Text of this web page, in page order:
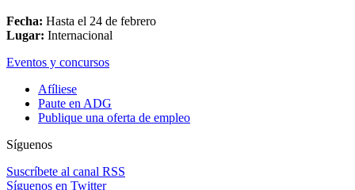
Fecha: Hasta el 24 de febrero
Lugar: Internacional
Eventos y concursos
Afíliese
Paute en ADG
Publique una oferta de empleo
Síguenos
Suscríbete al canal RSS
Síguenos en Twitter